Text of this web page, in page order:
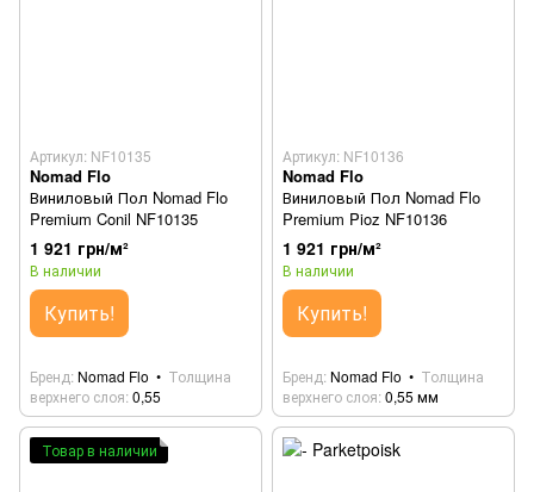
Артикул: NF10135
Nomad Flo
Виниловый Пол Nomad Flo
Premium Conil NF10135
1 921 грн/м²
В наличии
Купить!
Бренд Nomad Flo
Толщина
верхнего слоя 0,55
Артикул: NF10136
Nomad Flo
Виниловый Пол Nomad Flo
Premium Pioz NF10136
1 921 грн/м²
В наличии
Купить!
Бренд Nomad Flo
Толщина
верхнего слоя 0,55 мм
Товар в наличии